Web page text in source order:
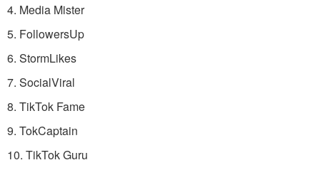
4. Media Mister
5. FollowersUp
6. StormLikes
7. SocialViral
8. TikTok Fame
9. TokCaptain
10. TikTok Guru